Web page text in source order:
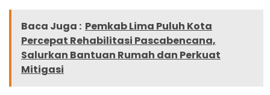
Baca Juga : Pemkab Lima Puluh Kota
Percepat Rehabilitasi Pascabencana,
Salurkan Bantuan Rumah dan Perkuat
Mitigasi